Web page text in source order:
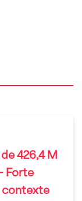
426,4 M
Forte
contexte